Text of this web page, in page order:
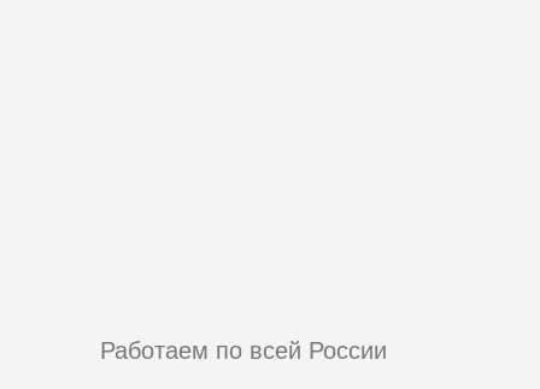
Работаем по всей России